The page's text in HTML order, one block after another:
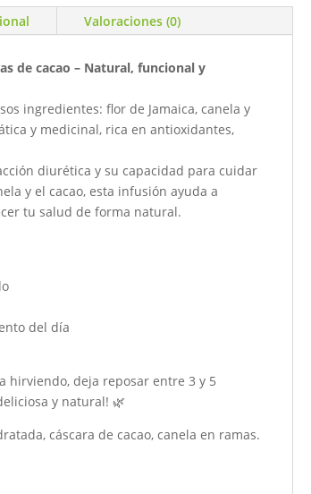
Valoraciones (0)
de cacao – Natural, funcional y
ingredientes: flor de Jamaica, canela y
y medicinal, rica en antioxidantes,
diurética y su capacidad para cuidar
y el cacao, esta infusión ayuda a
tu salud de forma natural.
del día
hirviendo, deja reposar entre 3 y 5
y natural! 🌿
cáscara de cacao, canela en ramas.